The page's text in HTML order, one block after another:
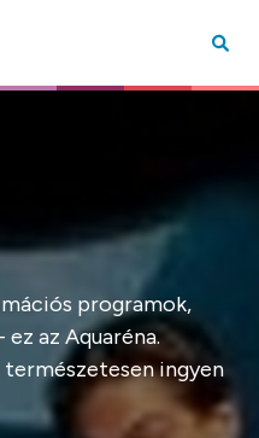
programok,
az Aquaréna.
ingyen